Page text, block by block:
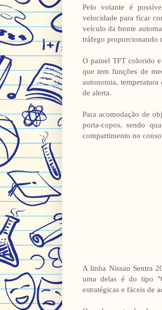
Pelo volante é
velocidade para ficar
veículo da frente
tráfego proporcionando
O painel TFT colorido
que tem funções de
autonomia,
de alerta.
Para acomodação de
porta-copos, sendo
compartimento no
A linha Nissan Sentra
uma delas é do tipo
estratégicas e fáceis de